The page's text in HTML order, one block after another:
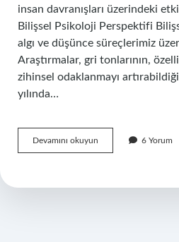
insan davranışları üzerindeki
Bilişsel Psikoloji Perspektifi
algı ve düşünce süreçlerimiz
Araştırmalar, gri tonlarının,
zihinsel odaklanmayı
yılında…
Devamını okuyun
gri
renk
6 Yorum